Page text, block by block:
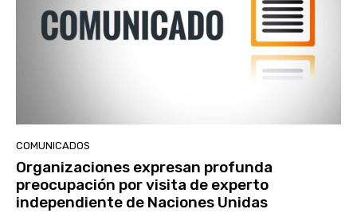
COMUNICADOS
Organizaciones expresan profunda
preocupación por visita de experto
independiente de Naciones Unidas